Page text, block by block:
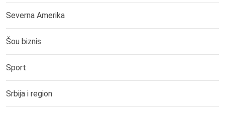
Severna Amerika
Šou biznis
Sport
Srbija i region